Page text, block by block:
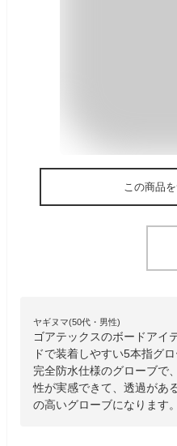
この商品
ヤギヌマ(50代・男性)
ゴアテックスのボードアイ
ドで装着しやすい5本指グ
完全防水仕様のグローブで
性が実感できて、透過があ
の高いグローブになります。